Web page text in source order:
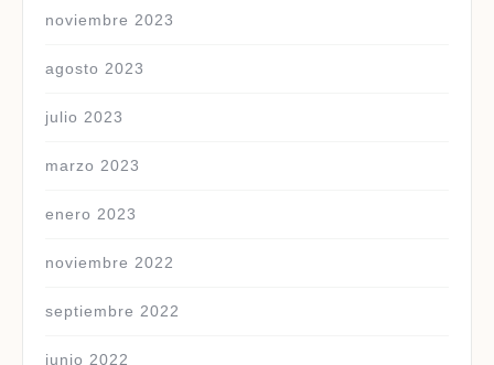
noviembre 2023
agosto 2023
julio 2023
marzo 2023
enero 2023
noviembre 2022
septiembre 2022
junio 2022